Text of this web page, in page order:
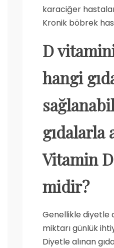
karaciğer
Kronik böbrek
D
hangi
gıdalarla
Vitamin
midir?
Genellikle diyetle
miktarı günlük
Diyetle alınan